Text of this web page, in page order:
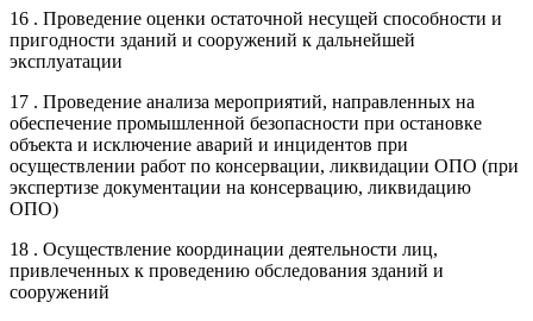
16 . Проведение оценки остаточной несущей способности и
пригодности зданий и сооружений к дальнейшей
эксплуатации
17 . Проведение анализа мероприятий, направленных на
обеспечение промышленной безопасности при остановке
объекта и исключение аварий и инцидентов при
осуществлении работ по консервации, ликвидации ОПО (при
экспертизе документации на консервацию, ликвидацию
ОПО)
18 . Осуществление координации деятельности лиц,
привлеченных к проведению обследования зданий и
сооружений